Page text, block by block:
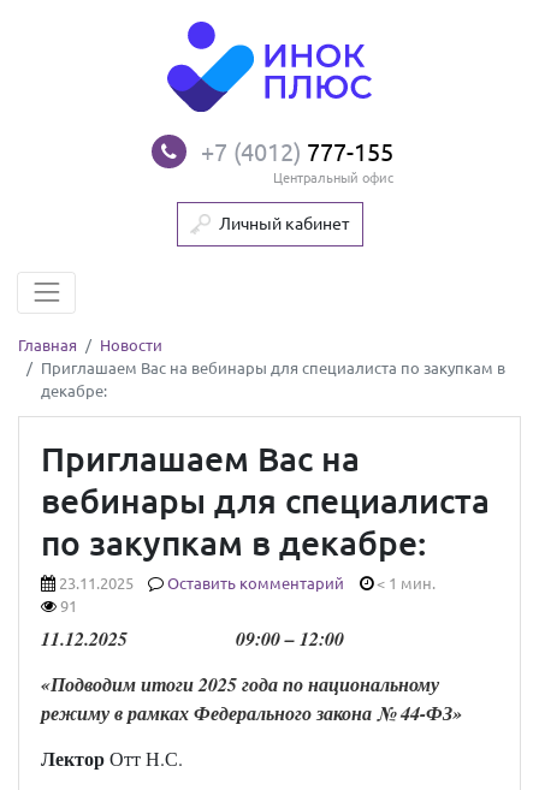
+7 (4012) 777-155
Центральный офис
Личный кабинет
Главная
Новости
Приглашаем Вас на вебинары для специалиста по закупкам в
декабре:
Приглашаем Вас на
вебинары для специалиста
по закупкам в декабре:
23.11.2025 Оставить комментарий
< 1 мин.
91
11.12.2025 09:00 –12:00
«Подводим итоги 2025 года по национальному
режиму в рамках Федерального закона № 44-ФЗ»
ЛекторОтт Н.С.